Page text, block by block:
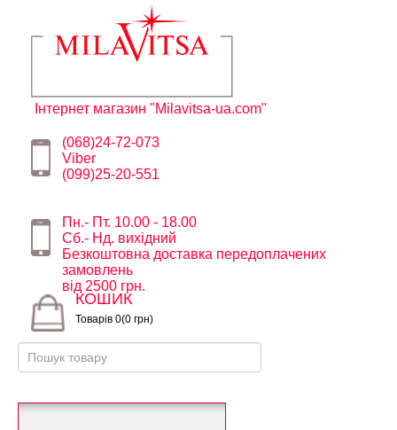
Інтернет магазин "Milavitsa-ua.com"
(068)24-72-073
Viber
(099)25-20-551
Пн.- Пт. 10.00 - 18.00
Сб.- Нд. вихідний
Безкоштовна доставка передоплачених
замовлень
від 2500 грн.
КОШИК
Товарів 0(0 грн)